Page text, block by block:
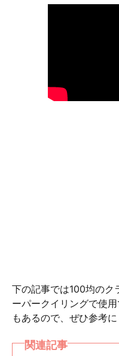
下の記事では100均のク
ーパークイリングで使
もあるので、ぜひ参考に
関連記事